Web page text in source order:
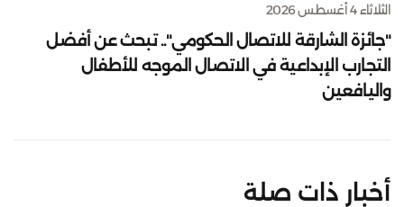
الثلاثاء 4 أغسطس 2026
"جائزة الشارقة للاتصال الحكومي".. تبحث عن أفضل
التجارب الإبداعية في الاتصال الموجه للأطفال
واليافعين
أخبار ذات صلة